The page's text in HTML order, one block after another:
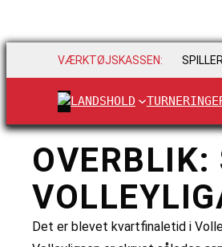
VÆRKTØJSKASSEN:
LANDSHOLD
OVERBLIK:
Det er blevet kvartfinaletid i